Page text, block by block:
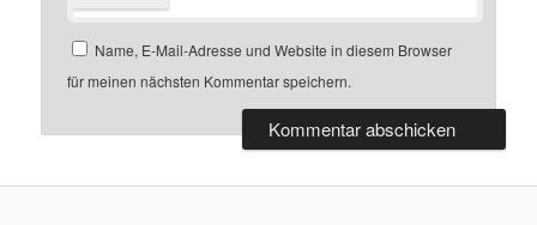
Name, E-Mail-Adresse und Website in diesem Browser
für meinen nächsten Kommentar speichern.